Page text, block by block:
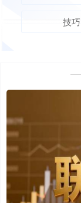
技巧